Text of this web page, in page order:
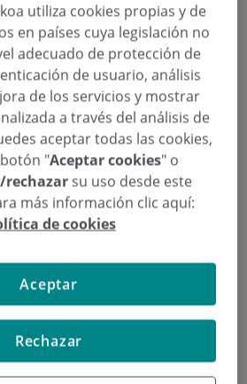
Zentroa / Pribatua: Kirol
De Ayala Dk.
bat
Hitzordua eskatu
utiliza cookies propias y de
en países cuya legislación no
adecuado de protección de
de usuario, análisis
de los servicios y mostrar
a través del análisis de
aceptar todas las cookies,
"Aceptar cookies" o
su uso desde este
más información clic aquí:
de cookies
Rechazar
Aceptar